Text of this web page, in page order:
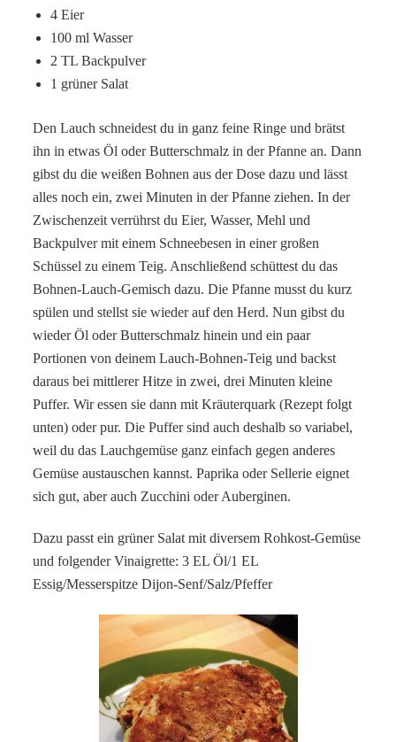
4 Eier
100 ml Wasser
2 TL Backpulver
1 grüner Salat
Den Lauch schneidest du in ganz feine Ringe und brätst
ihn in etwas Öl oder Butterschmalz in der Pfanne an. Dann
gibst du die weißen Bohnen aus der Dose dazu und lässt
alles noch ein, zwei Minuten in der Pfanne ziehen. In der
Zwischenzeit verrührst du Eier, Wasser, Mehl und
Backpulver mit einem Schneebesen in einer großen
Schüssel zu einem Teig. Anschließend schüttest du das
Bohnen-Lauch-Gemisch dazu. Die Pfanne musst du kurz
spülen und stellst sie wieder auf den Herd. Nun gibst du
wieder Öl oder Butterschmalz hinein und ein paar
Portionen von deinem Lauch-Bohnen-Teig und backst
daraus bei mittlerer Hitze in zwei, drei Minuten kleine
Puffer. Wir essen sie dann mit Kräuterquark (Rezept folgt
unten) oder pur. Die Puffer sind auch deshalb so variabel,
weil du das Lauchgemüse ganz einfach gegen anderes
Gemüse austauschen kannst. Paprika oder Sellerie eignet
sich gut, aber auch Zucchini oder Auberginen.
Dazu passt ein grüner Salat mit diversem Rohkost-Gemüse
und folgender Vinaigrette: 3 EL Öl/1 EL
Essig/Messerspitze Dijon-Senf/Salz/Pfeffer